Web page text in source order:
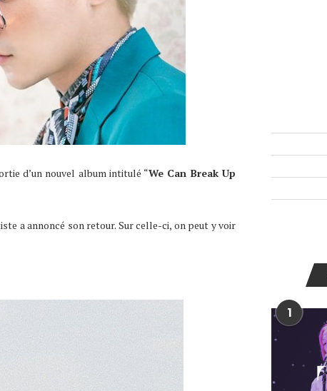
d’un nouvel album intitulé “We Can Break Up
a annoncé son retour. Sur celle-ci, on peut y voir
1